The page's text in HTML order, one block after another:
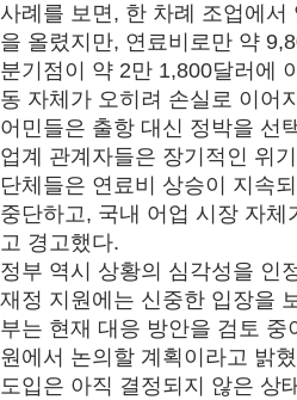
사례를 보면, 한 차례 조업에서
을 올렸지만, 연료비로만 약
분기점이 약 2만 1,800달러에
동 자체가 오히려 손실로 이어
어민들은 출항 대신 정박을 선
업계 관계자들은 장기적인 위
단체들은 연료비 상승이 지속
중단하고, 국내 어업 시장 자체
고 경고했다.
정부 역시 상황의 심각성을 인
재정 지원에는 신중한 입장을
부는 현재 대응 방안을 검토 중
원에서 논의할 계획이라고 밝
도입은 아직 결정되지 않은 상